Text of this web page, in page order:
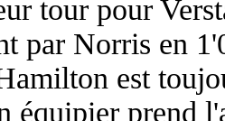
tour pour
par Norris en
est
équipier prend